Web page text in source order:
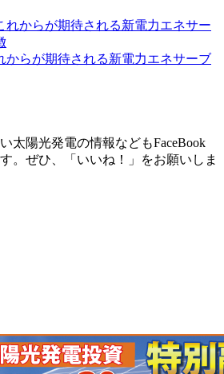
からが期待される新電力エネサーブ
太陽光発電の情報などもFaceBook
。ぜひ、「いいね！」をお願いしま